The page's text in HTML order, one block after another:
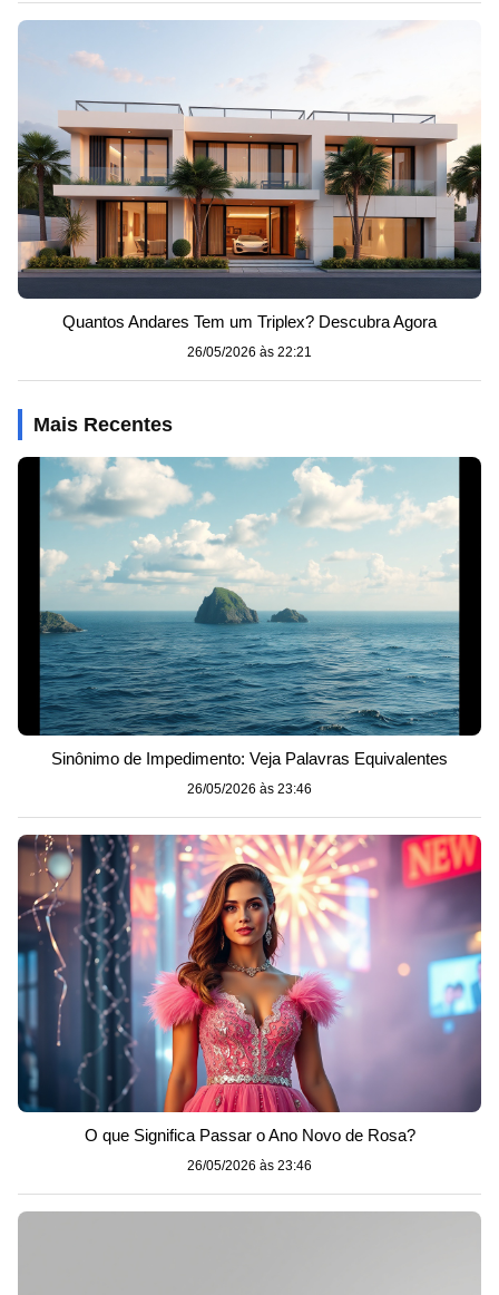
Quantos Andares Tem um Triplex? Descubra Agora
26/05/2026 às 22:21
Mais Recentes
Sinônimo de Impedimento: Veja Palavras Equivalentes
26/05/2026 às 23:46
O que Significa Passar o Ano Novo de Rosa?
26/05/2026 às 23:46